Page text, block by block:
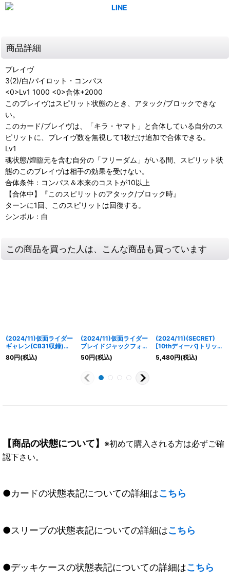
商品詳細
ブレイヴ
3(2)/白/パイロット・コンパス
<0>Lv1 1000 <0>合体+2000
このブレイヴはスピリット状態のとき、アタック/ブロックできな
い。
このカード/ブレイヴは、「キラ・ヤマト」と合体している自分のス
ピリットに、ブレイヴ数を無視して1枚だけ追加で合体できる。
Lv1
魂状態/煌臨元を含む自分の「フリーダム」がいる間、スピリット状
態のこのブレイヴは相手の効果を受けない。
合体条件：コンパス＆本来のコストが10以上
【合体中】『このスピリットのアタック/ブロック時』
ターンに1回、このスピリットは回復する。
シンボル：白
この商品を買った人は、こんな商品も買っています
(2024/11)仮面ライダー
ギャレン(CB31収録)
【R】{CB08-046}
《黄》
80円(税込)
(2024/11)仮面ライダー
ブレイドジャックフォー
ム[2]【C】{CB31-
RV006}《黄》
50円(税込)
(2024/11)(SECRET)
[10thディーバ]トリック
スター(白背景)【X-
SEC】{BSC43-X09}
5,480円(税込)
【商品の状態について】 ※初めて購入される方は必ずご確
認下さい。
●カードの状態表記についての詳細はこちら
●スリーブの状態表記についての詳細はこちら
●デッキケースの状態表記についての詳細はこちら